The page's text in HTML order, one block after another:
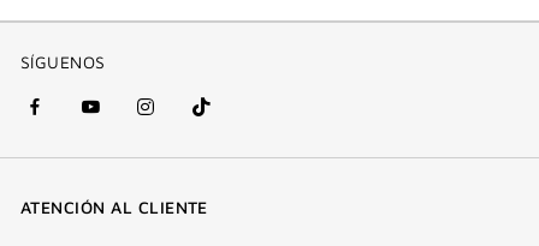
SÍGUENOS
Facebook
(nueva
YouTube
(nueva
Instagram
(nueva
Tik
Tok
ventana)
ATENCIÓN AL CLIENTE